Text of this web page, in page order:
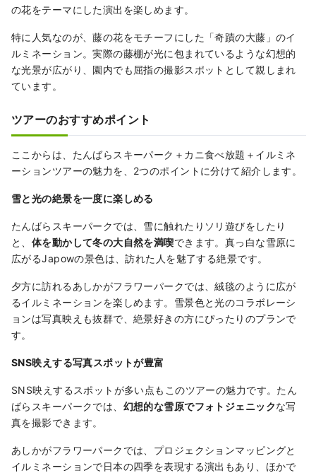
の花をテーマにした演出を楽しめます。
特に人気なのが、藤の花をモチーフにした「奇蹟の大藤」のイ
ルミネーション。実際の藤棚が光に包まれているような幻想的
な光景が広がり、園内でも屈指の撮影スポットとして親しまれ
ています。
ツアーのおすすめポイント
ここからは、たんばらスキーパーク＋カニ食べ放題＋イルミネ
ーションツアーの魅力を、2つのポイントに分けて紹介します。
雪と光の絶景を一度に楽しめる
たんばらスキーパークでは、雪に触れたりソリ遊びをしたり
と、 体を動かして冬の大自然を満喫できます。真っ白な雪原に
広がるJapowの景色は、訪れた人を魅了する絶景です。
夕方に訪れるあしかがフラワーパークでは、絨毯のように広が
るイルミネーションを楽しめます。雪景色と光のコラボレーシ
ョンは写真映えも抜群で、絶景好きの方にぴったりのプランで
す。
SNS映えする写真スポットが豊富
SNS映えするスポットが多い点もこのツアーの魅力です。たん
ばらスキーパークでは、 幻想的な雪原でフォトジェニックな写
真を撮影できます。
あしかがフラワーパークでは、プロジェクションマッピングと
イルミネーションで日本の四季を表現する演出もあり、ほかで